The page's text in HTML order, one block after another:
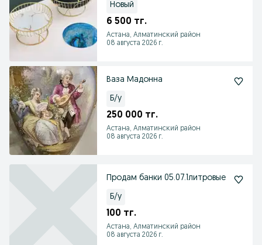
Новый
6 500 тг.
Астана, Алматинский район
08 августа 2026 г.
Ваза Мадонна
Б/у
250 000 тг.
Астана, Алматинский район
08 августа 2026 г.
Продам банки 05.07.1литровые
Б/у
100 тг.
Астана, Алматинский район
08 августа 2026 г.